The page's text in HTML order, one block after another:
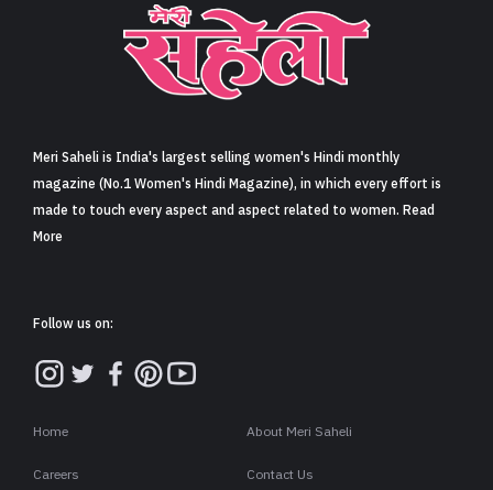
Meri Saheli is India's largest selling women's Hindi monthly
magazine (No.1 Women's Hindi Magazine), in which every effort is
made to touch every aspect and aspect related to women. Read
More
Follow us on:
Home About Meri Saheli
Careers Contact Us